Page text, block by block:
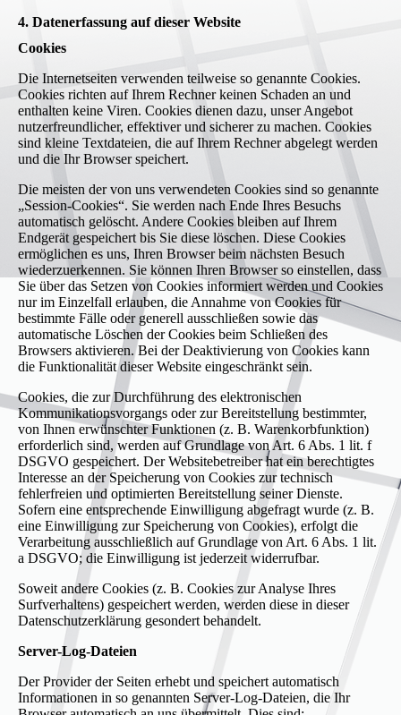
4. Datenerfassung auf dieser Website
Cookies
Die Internetseiten verwenden teilweise so genannte Cookies.
Cookies richten auf Ihrem Rechner keinen Schaden an und
enthalten keine Viren. Cookies dienen dazu, unser Angebot
nutzerfreundlicher, effektiver und sicherer zu machen. Cookies
sind kleine Textdateien, die auf Ihrem Rechner abgelegt werden
und die Ihr Browser speichert.
Die meisten der von uns verwendeten Cookies sind so genannte
„Session-Cookies“. Sie werden nach Ende Ihres Besuchs
automatisch gelöscht. Andere Cookies bleiben auf Ihrem
Endgerät gespeichert bis Sie diese löschen. Diese Cookies
ermöglichen es uns, Ihren Browser beim nächsten Besuch
wiederzuerkennen. Sie können Ihren Browser so einstellen, dass
Sie über das Setzen von Cookies informiert werden und Cookies
nur im Einzelfall erlauben, die Annahme von Cookies für
bestimmte Fälle oder generell ausschließen sowie das
automatische Löschen der Cookies beim Schließen des
Browsers aktivieren. Bei der Deaktivierung von Cookies kann
die Funktionalität dieser Website eingeschränkt sein.
Cookies, die zur Durchführung des elektronischen
Kommunikationsvorgangs oder zur Bereitstellung bestimmter,
von Ihnen erwünschter Funktionen (z. B. Warenkorbfunktion)
erforderlich sind, werden auf Grundlage von Art. 6 Abs. 1 lit. f
DSGVO gespeichert. Der Websitebetreiber hat ein berechtigtes
Interesse an der Speicherung von Cookies zur technisch
fehlerfreien und optimierten Bereitstellung seiner Dienste.
Sofern eine entsprechende Einwilligung abgefragt wurde (z. B.
eine Einwilligung zur Speicherung von Cookies), erfolgt die
Verarbeitung ausschließlich auf Grundlage von Art. 6 Abs. 1 lit.
a DSGVO; die Einwilligung ist jederzeit widerrufbar.
Soweit andere Cookies (z. B. Cookies zur Analyse Ihres
Surfverhaltens) gespeichert werden, werden diese in dieser
Datenschutzerklärung gesondert behandelt.
Server-Log-Dateien
Der Provider der Seiten erhebt und speichert automatisch
Informationen in so genannten Server-Log-Dateien, die Ihr